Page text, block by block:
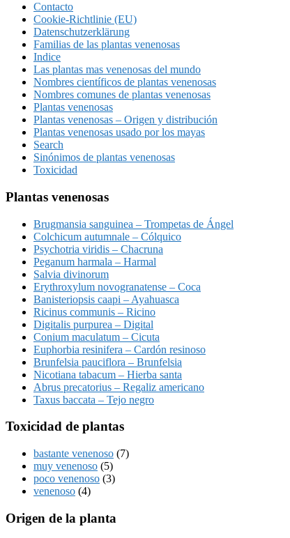
Contacto
Cookie-Richtlinie (EU)
Datenschutzerklärung
Familias de las plantas venenosas
Indice
Las plantas mas venenosas del mundo
Nombres científicos de plantas venenosas
Nombres comunes de plantas venenosas
Plantas venenosas
Plantas venenosas – Origen y distribución
Plantas venenosas usado por los mayas
Search
Sinónimos de plantas venenosas
Toxicidad
Plantas venenosas
Brugmansia sanguinea – Trompetas de Ángel
Colchicum autumnale – Cólquico
Psychotria viridis – Chacruna
Peganum harmala – Harmal
Salvia divinorum
Erythroxylum novogranatense – Coca
Banisteriopsis caapi – Ayahuasca
Ricinus communis – Ricino
Digitalis purpurea – Digital
Conium maculatum – Cicuta
Euphorbia resinifera – Cardón resinoso
Brunfelsia pauciflora – Brunfelsia
Nicotiana tabacum – Hierba santa
Abrus precatorius – Regaliz americano
Taxus baccata – Tejo negro
Toxicidad de plantas
bastante venenoso (7)
muy venenoso (5)
poco venenoso (3)
venenoso (4)
Origen de la planta